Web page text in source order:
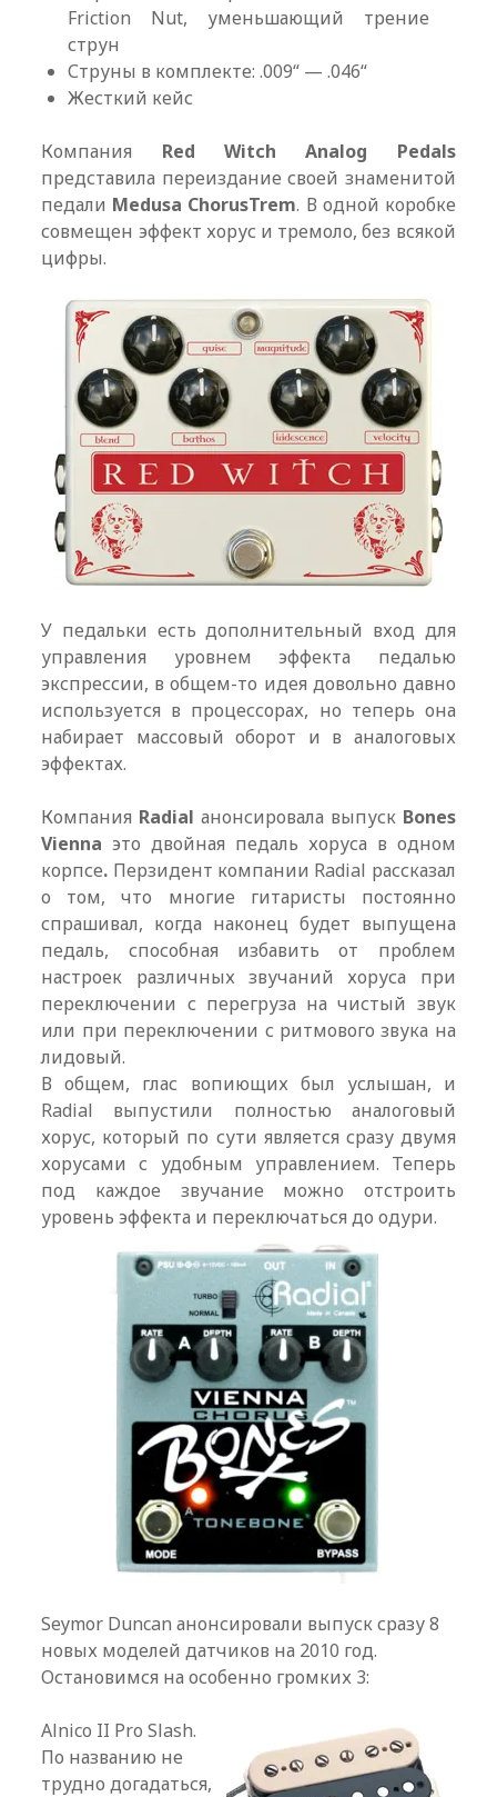
Friction Nut, уменьшающий трение
струн
Струны в комплекте: .009“ — .046“
Жесткий кейс
Компания Red Witch Analog Pedals
представила переиздание своей знаменитой
педали Medusa ChorusTrem. В одной коробке
совмещен эффект хорус и тремоло, без всякой
цифры.
У педальки есть дополнительный вход для
управления уровнем эффекта педалью
экспрессии, в общем-то идея довольно давно
используется в процессорах, но теперь она
набирает массовый оборот и в аналоговых
эффектах.
Компания Radialанонсировала выпускBones
Viennaэто двойная педаль хоруса в одном
корпсе. Перзидент компании Radial рассказал
о том, что многие гитаристы постоянно
спрашивал, когда наконец будет выпущена
педаль, способная избавить от проблем
настроек различных звучаний хоруса при
переключении с перегруза на чистый звук
или при переключении с ритмового звука на
лидовый.
В общем, глас вопиющих был услышан, и
Radial выпустили полностью аналоговый
хорус, который по сути является сразу двумя
хорусами с удобным управлением. Теперь
под каждое звучание можно отстроить
уровень эффекта и переключаться до одури.
Seymor Duncan анонсировали выпуск сразу 8
новых моделей датчиков на 2010 год.
Остановимся на особенно громких 3:
Alnico II Pro Slash.
По названию не
трудно догадаться,